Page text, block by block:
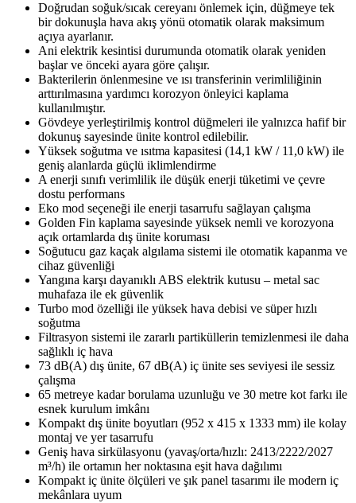
Doğrudan soğuk/sıcak cereyanı önlemek için, düğmeye tek
bir dokunuşla hava akış yönü otomatik olarak maksimum
açıya ayarlanır.
Ani elektrik kesintisi durumunda otomatik olarak yeniden
başlar ve önceki ayara göre çalışır.
Bakterilerin önlenmesine ve ısı transferinin verimliliğinin
arttırılmasına yardımcı korozyon önleyici kaplama
kullanılmıştır.
Gövdeye yerleştirilmiş kontrol düğmeleri ile yalnızca hafif bir
dokunuş sayesinde ünite kontrol edilebilir.
Yüksek soğutma ve ısıtma kapasitesi (14,1 kW / 11,0 kW) ile
geniş alanlarda güçlü iklimlendirme
A enerji sınıfı verimlilik ile düşük enerji tüketimi ve çevre
dostu performans
Eko mod seçeneği ile enerji tasarrufu sağlayan çalışma
Golden Fin kaplama sayesinde yüksek nemli ve korozyona
açık ortamlarda dış ünite koruması
Soğutucu gaz kaçak algılama sistemi ile otomatik kapanma ve
cihaz güvenliği
Yangına karşı dayanıklı ABS elektrik kutusu – metal sac
muhafaza ile ek güvenlik
Turbo mod özelliği ile yüksek hava debisi ve süper hızlı
soğutma
Filtrasyon sistemi ile zararlı partiküllerin temizlenmesi ile daha
sağlıklı iç hava
73 dB(A) dış ünite, 67 dB(A) iç ünite ses seviyesi ile sessiz
çalışma
65 metreye kadar borulama uzunluğu ve 30 metre kot farkı ile
esnek kurulum imkânı
Kompakt dış ünite boyutları (952 x 415 x 1333 mm) ile kolay
montaj ve yer tasarrufu
Geniş hava sirkülasyonu (yavaş/orta/hızlı: 2413/2222/2027
m³/h) ile ortamın her noktasına eşit hava dağılımı
Kompakt iç ünite ölçüleri ve şık panel tasarımı ile modern iç
mekânlara uyum